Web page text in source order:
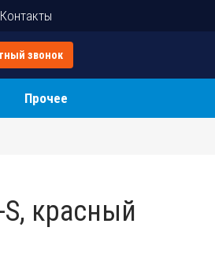
Контакты
звонок
Прочее
красный